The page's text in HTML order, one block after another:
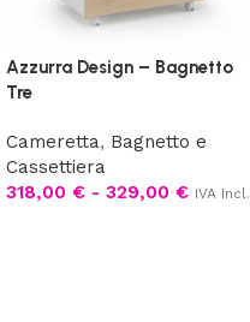
Azzurra Design – Bagnetto
Tre
Cameretta, Bagnetto e
Cassettiera
318,00 € - 329,00 € IVA Incl.